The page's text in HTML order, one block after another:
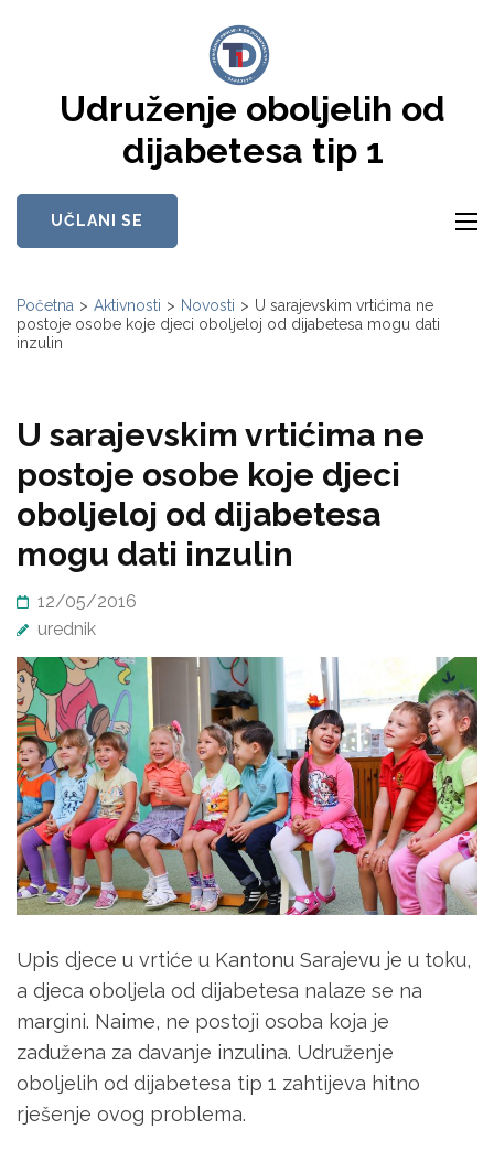
Udruženje oboljelih od
dijabetesa tip 1
UČLANI SE
Početna > Aktivnosti > Novosti > U sarajevskim vrtićima ne
postoje osobe koje djeci oboljeloj od dijabetesa mogu dati
inzulin
U sarajevskim vrtićima ne
postoje osobe koje djeci
oboljeloj od dijabetesa
mogu dati inzulin
12/05/2016
urednik
Upis djece u vrtiće u Kantonu Sarajevu je u toku,
a djeca oboljela od dijabetesa nalaze se na
margini. Naime, ne postoji osoba koja je
zadužena za davanje inzulina. Udruženje
oboljelih od dijabetesa tip 1 zahtijeva hitno
rješenje ovog problema.